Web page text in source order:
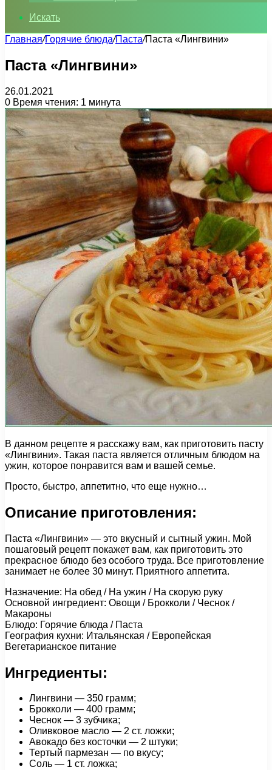
Искать
Главная/Горячие блюда/Паста/Паста «Лингвини»
Паста «Лингвини»
26.01.2021
0 Время чтения: 1 минута
В данном рецепте я расскажу вам, как приготовить пасту
«Лингвини». Такая паста является отличным блюдом на
ужин, которое понравится вам и вашей семье.
Просто, быстро, аппетитно, что еще нужно…
Описание приготовления:
Паста «Лингвини» — это вкусный и сытный ужин. Мой
пошаговый рецепт покажет вам, как приготовить это
прекрасное блюдо без особого труда. Все приготовление
занимает не более 30 минут. Приятного аппетита.
Назначение: На обед / На ужин / На скорую руку
Основной ингредиент: Овощи / Брокколи / Чеснок /
Макароны
Блюдо: Горячие блюда / Паста
География кухни: Итальянская / Европейская
Вегетарианское питание
Ингредиенты:
Лингвини — 350 грамм;
Брокколи — 400 грамм;
Чеснок — 3 зубчика;
Оливковое масло — 2 ст. ложки;
Авокадо без косточки — 2 штуки;
Тертый пармезан — по вкусу;
Соль — 1 ст. ложка;